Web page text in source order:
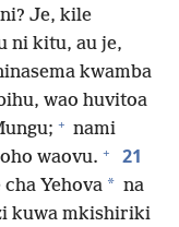
Je, kile
ni kitu, au je,
kwamba
wao huvitoa
+ nami
waovu. + 21
Yehova * na
kuwa mkishiriki